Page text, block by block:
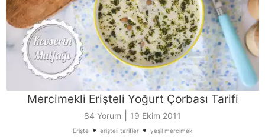
Mercimekli Erişteli Yoğurt Çorbası Tarifi
84 Yorum 19 Ekim 2011
Erişte • erişteli tarifler • yeşil mercimek